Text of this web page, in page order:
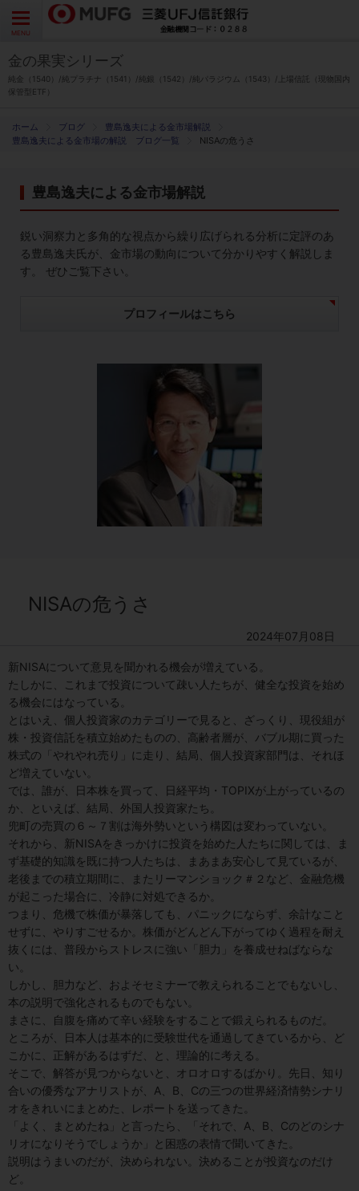
CLOSE
MENU
ブログ
豊島逸夫による金市場解説
豊島逸夫による金市場の解説 ブログ一覧
NISAの危うさ
豊島逸夫による金市場解説
鋭い洞察力と多角的な視点から繰り広げられる分析に定評のあ
る豊島逸夫氏が、金市場の動向について分かりやすく解説しま
す。 ぜひご覧下さい。
プロフィールはこちら
NISAの危うさ
2024年07月08日
新NISAについて意見を聞かれる機会が増えている。
たしかに、これまで投資について疎い人たちが、健全な投資を始め
る機会にはなっている。
とはいえ、個人投資家のカテゴリーで見ると、ざっくり、現役組が
株・投資信託を積立始めたものの、高齢者層が、バブル期に買った
株式の「やれやれ売り」に走り、結局、個人投資家部門は、それほ
ど増えていない。
では、誰が、日本株を買って、日経平均・TOPIXが上がっているの
か、といえば、結局、外国人投資家たち。
兜町の売買の６～７割は海外勢いという構図は変わっていない。
それから、新NISAをきっかけに投資を始めた人たちに関しては、ま
ず基礎的知識を既に持つ人たちは、まあまあ安心して見ているが、
老後までの積立期間に、またリーマンショック＃２など、金融危機
が起こった場合に、冷静に対処できるか。
つまり、危機で株価が暴落しても、パニックにならず、余計なこと
せずに、やりすごせるか。株価がどんどん下がってゆく過程を耐え
抜くには、普段からストレスに強い「胆力」を養成せねばならな
い。
しかし、胆力など、およそセミナーで教えられることでもないし、
本の説明で強化されるものでもない。
まさに、自腹を痛めて辛い経験をすることで鍛えられるものだ。
ところが、日本人は基本的に受験世代を通過してきているから、ど
こかに、正解があるはずだ、と、理論的に考える。
そこで、解答が見つからないと、オロオロするばかり。先日、知り
合いの優秀なアナリストが、A、B、Cの三つの世界経済情勢シナリ
オをきれいにまとめた、レポートを送ってきた。
「よく、まとめたね」と言ったら、「それで、A、B、Cのどのシナ
リオになりそうでしょうか」と困惑の表情で聞いてきた。
説明はうまいのだが、決められない。決めることが投資なのだけ
ど。
金の果実シリーズ
純金（1540）/純プラチナ（1541）/純銀（1542）/純パラジウム（1543）/上場信託（現物国内
保管型ETF）
金の果実シリーズとは
特徴とメリット
各種お手続き
ブログ
よくあるご質問 お問い合わせ